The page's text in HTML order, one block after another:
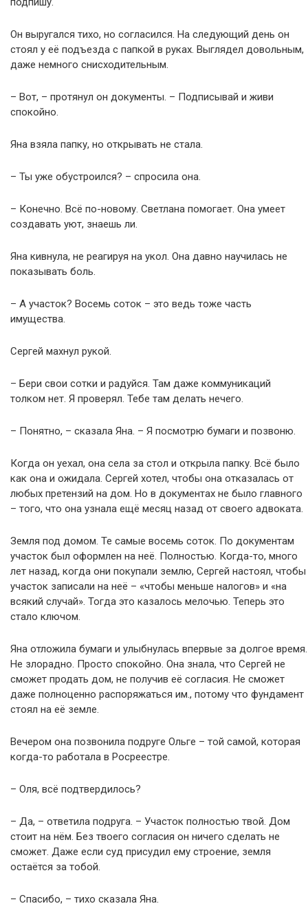
Он выругался тихо, но согласился. На следующий день он
стоял у её подъезда с папкой в руках. Выглядел довольным,
даже немного снисходительным.
– Вот, – протянул он документы. – Подписывай и живи
спокойно.
Яна взяла папку, но открывать не стала.
– Ты уже обустроился? – спросила она.
– Конечно. Всё по-новому. Светлана помогает. Она умеет
создавать уют, знаешь ли.
Яна кивнула, не реагируя на укол. Она давно научилась не
показывать боль.
– А участок? Восемь соток – это ведь тоже часть
имущества.
Сергей махнул рукой.
– Бери свои сотки и радуйся. Там даже коммуникаций
толком нет. Я проверял. Тебе там делать нечего.
– Понятно, – сказала Яна. – Я посмотрю бумаги и позвоню.
Когда он уехал, она села за стол и открыла папку. Всё было
как она и ожидала. Сергей хотел, чтобы она отказалась от
любых претензий на дом. Но в документах не было главного
– того, что она узнала ещё месяц назад от своего адвоката.
Земля под домом. Те самые восемь соток. По документам
участок был оформлен на неё. Полностью. Когда-то, много
лет назад, когда они покупали землю, Сергей настоял, чтобы
участок записали на неё – «чтобы меньше налогов» и «на
всякий случай». Тогда это казалось мелочью. Теперь это
стало ключом.
Яна отложила бумаги и улыбнулась впервые за долгое время.
Не злорадно. Просто спокойно. Она знала, что Сергей не
сможет продать дом, не получив её согласия. Не сможет
даже полноценно распоряжаться им., потому что фундамент
стоял на её земле.
Вечером она позвонила подруге Ольге – той самой, которая
когда-то работала в Росреестре.
– Оля, всё подтвердилось?
– Да, – ответила подруга. – Участок полностью твой. Дом
стоит на нём. Без твоего согласия он ничего сделать не
сможет. Даже если суд присудил ему строение, земля
остаётся за тобой.
– Спасибо, – тихо сказала Яна.